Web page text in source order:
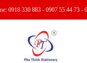
0918 330 883 - 0907 55 44 73 -